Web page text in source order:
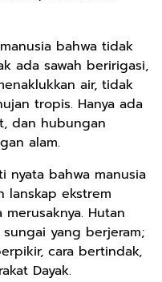
bahwa tidak
ada sawah beririgasi,
air, tidak
tropis. Hanya ada
dan hubungan
alam.
nyata bahwa manusia
lanskap ekstrem
Hutan
yang berjeram;
cara bertindak,
Dayak.